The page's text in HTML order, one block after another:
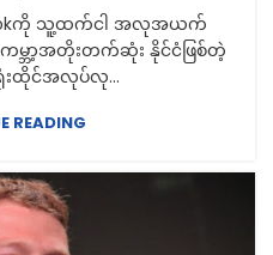
ကို သူ့ထက်ငါ အလုအယက်
မ္ဘာ့အတိုးတက်ဆုံး နိုင်ငံဖြစ်တဲ့
းထိုင်အလုပ်လု...
READING